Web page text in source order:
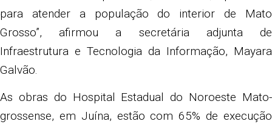
para atender a população do interior de Mato
Grosso”, afirmou a secretária adjunta de
Infraestrutura e Tecnologia da Informação, Mayara
Galvão.
As obras do Hospital Estadual do Noroeste Mato-
grossense, em Juína, estão com 65% de execução